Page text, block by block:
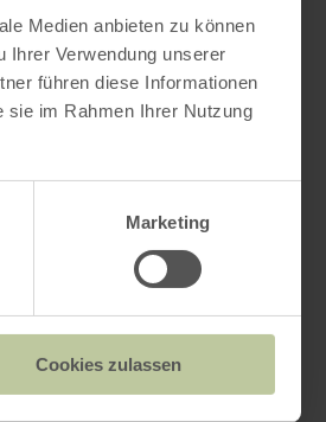
Medien anbieten zu können
Ihrer Verwendung unserer
führen diese Informationen
sie im Rahmen Ihrer Nutzung
Marketing
Cookies zulassen